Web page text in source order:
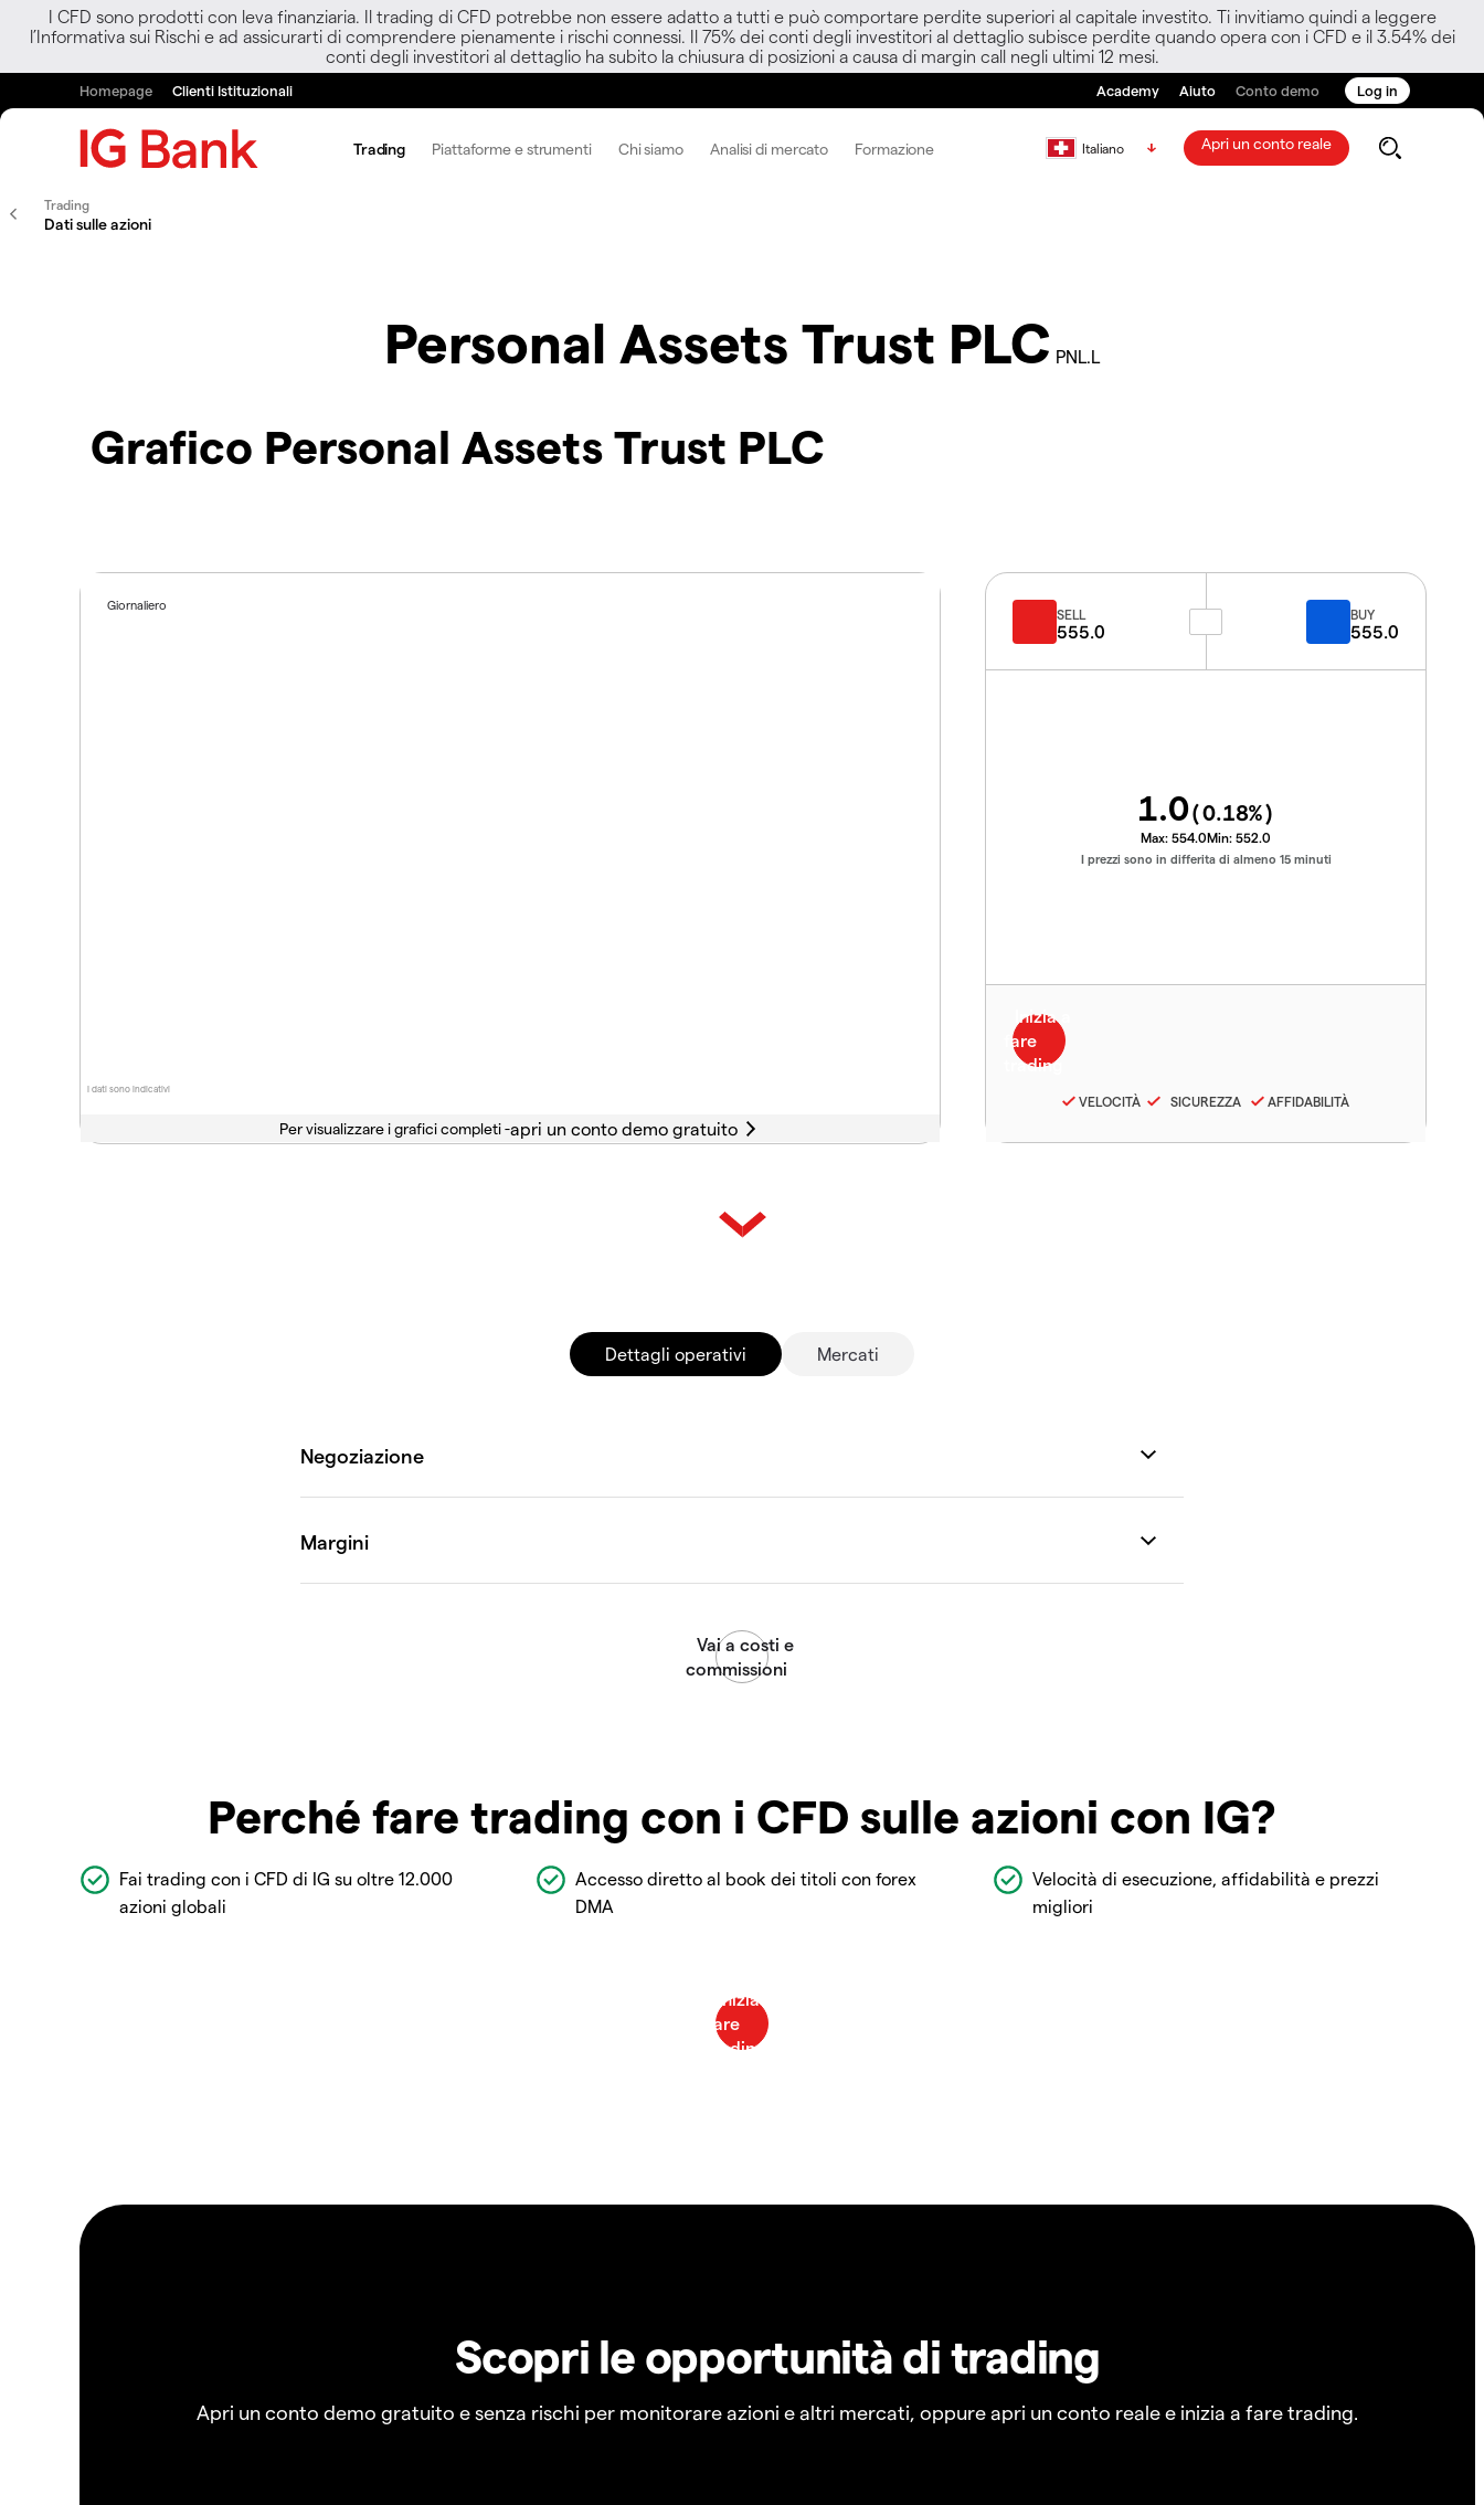
I CFD sono prodotti con leva finanziaria. Il trading di CFD potrebbe non essere adatto a tutti e può comportare perdite superiori al capitale investito. Ti invitiamo quindi a leggere
l’Informativa sui Rischi e ad assicurarti di comprendere pienamente i rischi connessi. Il 75% dei conti degli investitori al dettaglio subisce perdite quando opera con i CFD e il 3.54% dei
conti degli investitori al dettaglio ha subito la chiusura di posizioni a causa di margin call negli ultimi 12 mesi.
Homepage Clienti Istituzionali Academy Aiuto Conto demo Log in
Trading Piattaforme e strumenti Chi siamo Analisi di mercato Formazione Italiano Apri un conto reale
Trading
Dati sulle azioni
Personal Assets Trust PLC PNL.L
Grafico Personal Assets Trust PLC
I dati sono indicativi
Giornaliero
Per visualizzare i grafici completi -
SELL
555.0
BUY
555.0
1.0(0.18%)
Max: 554.0Min: 552.0
I prezzi sono in differita di almeno 15 minuti
VELOCITÀ SICUREZZA AFFIDABILITÀ
Dettagli operativi Mercati
Perché fare trading con i CFD sulle azioni con IG?
Fai trading con i CFD di IG su oltre 12.000
azioni globali
Accesso diretto al book dei titoli con forex
DMA
Velocità di esecuzione, affidabilità e prezzi
migliori
Scopri le opportunità di trading
Apri un conto demo gratuito e senza rischi per monitorare azioni e altri mercati, oppure apri un conto reale e inizia a fare trading.